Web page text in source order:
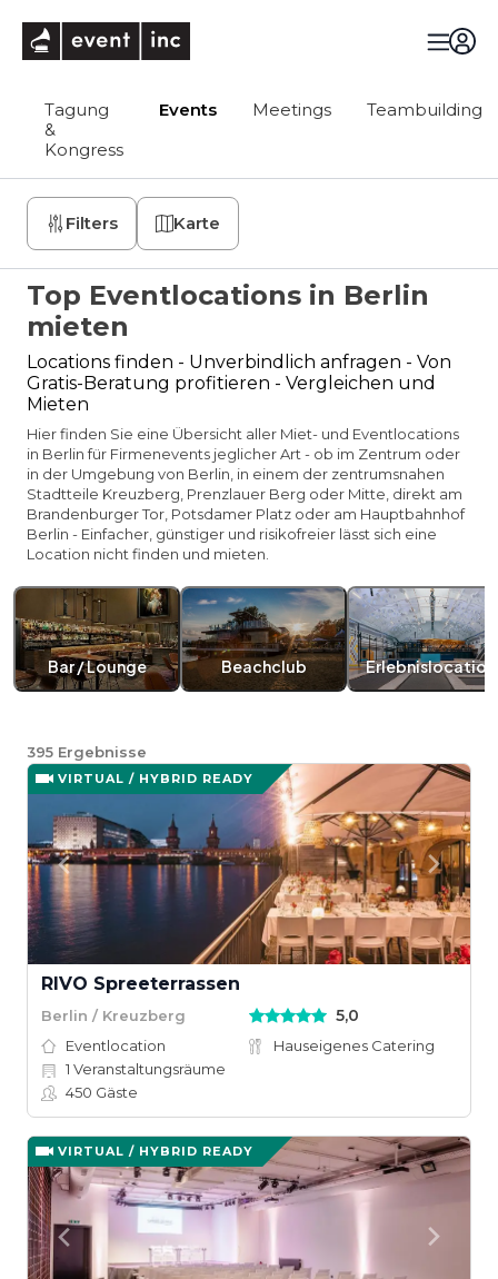
Tagung
&
Kongress
Events Meetings Teambuilding
Filters Karte
Top Eventlocations in Berlin
mieten
Locations finden - Unverbindlich anfragen - Von
Gratis-Beratung profitieren - Vergleichen und
Mieten
Hier finden Sie eine Übersicht aller Miet- und Eventlocations
in Berlin für Firmenevents jeglicher Art - ob im Zentrum oder
in der Umgebung von Berlin, in einem der zentrumsnahen
Stadtteile Kreuzberg, Prenzlauer Berg oder Mitte, direkt am
Brandenburger Tor, Potsdamer Platz oder am Hauptbahnhof
Berlin - Einfacher, günstiger und risikofreier lässt sich eine
Location nicht finden und mieten.
Bar / Lounge Beachclub Erlebnislocation
395 Ergebnisse
VIRTUAL / HYBRID READY
RIVO Spreeterrassen
Berlin / Kreuzberg 5,0
Eventlocation
Hauseigenes Catering
1 Veranstaltungsräume
450 Gäste
VIRTUAL / HYBRID READY